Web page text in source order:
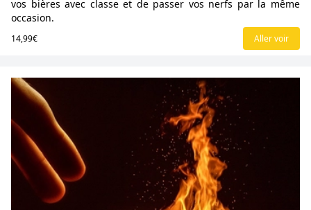
vos bières avec classe et de passer vos nerfs par la même
occasion.
14,99€ Aller voir